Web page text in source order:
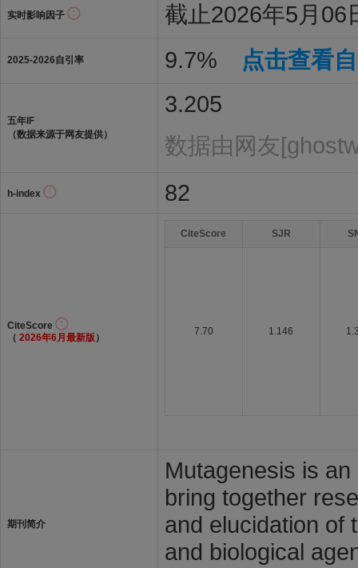
实时影响因子 截止2026年5月06
2025-2026自引率 9.7% 点击查看
五年IF
（数据来源于网友提供）
3.205
数据由网友
h-index 82
CiteScore
（ 2026年6月最新版 ）
CiteScore SJR
7.70 1.146
期刊简介
Mutagenesis is
bring together
and elucidation of
and biological